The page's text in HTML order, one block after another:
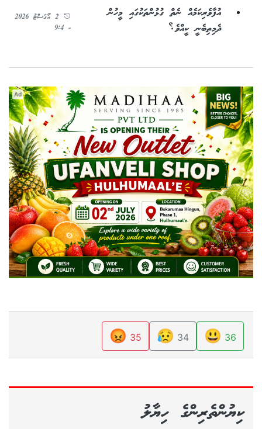
އުފާވެރިކަމެއް ނެތް ގުޅުންތަކުގައި މީހުން
ދެމިތިބެނީ ކީއްވެ؟
2 އޯގަސްޓު 2026
- 9:4
Ad
36
😃
34
😥
35
😡
ކިޔުންތެރިންގެ ހިޔާލު